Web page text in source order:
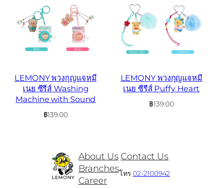
LEMONY พวงกุญแจหมี
เนย ซีรีส์ Washing
Machine with Sound
฿139.00
LEMONY พวงกุญแจหมี
เนย ซีรีส์ Puffy Heart
฿139.00
About Us
Branches
Career
Contact Us
โทร02-2100942